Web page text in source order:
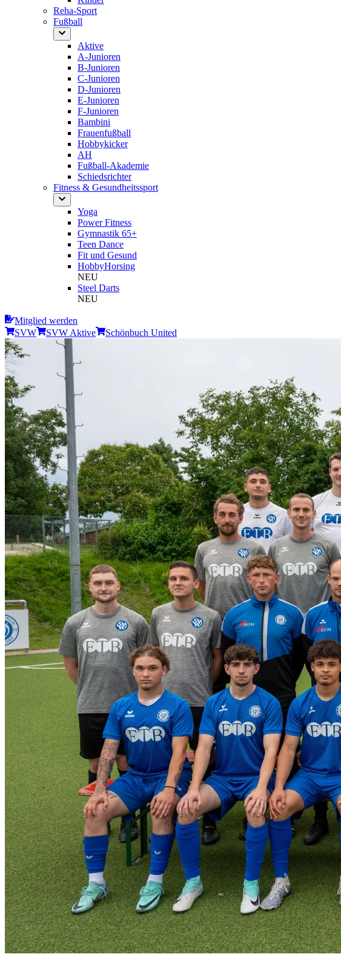
Reha-Sport
Fußball
Aktive
A-Junioren
B-Junioren
C-Junioren
D-Junioren
E-Junioren
F-Junioren
Bambini
Frauenfußball
Hobbykicker
AH
Fußball-Akademie
Schiedsrichter
Fitness & Gesundheitssport
Yoga
Power Fitness
Gymnastik 65+
Teen Dance
Fit und Gesund
HobbyHorsing
NEU
Steel Darts
NEU
Mitglied werden
SVW
SVW Aktive Schönbuch United